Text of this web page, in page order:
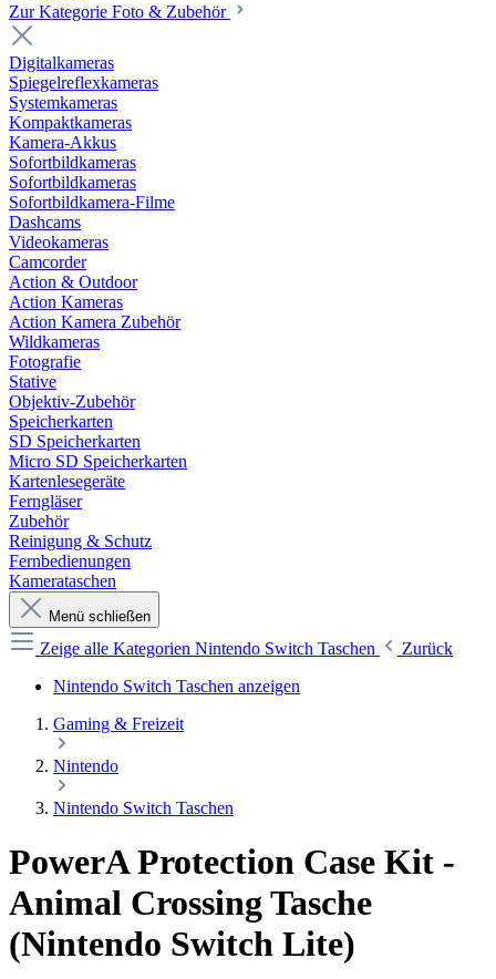
Zur Kategorie Foto & Zubehör
Digitalkameras
Spiegelreflexkameras
Systemkameras
Kompaktkameras
Kamera-Akkus
Sofortbildkameras
Sofortbildkameras
Sofortbildkamera-Filme
Dashcams
Videokameras
Camcorder
Action & Outdoor
Action Kameras
Action Kamera Zubehör
Wildkameras
Fotografie
Stative
Objektiv-Zubehör
Speicherkarten
SD Speicherkarten
Micro SD Speicherkarten
Kartenlesegeräte
Ferngläser
Zubehör
Reinigung & Schutz
Fernbedienungen
Kamerataschen
Menü schließen
Zeige alle Kategorien Nintendo Switch Taschen
Zurück
Nintendo Switch Taschen anzeigen
Gaming & Freizeit
Nintendo
Nintendo Switch Taschen
PowerA Protection Case Kit -
Animal Crossing Tasche
(Nintendo Switch Lite)